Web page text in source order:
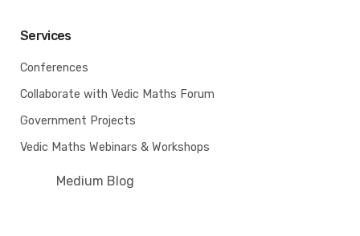
Services
Conferences
Collaborate with Vedic Maths Forum
Government Projects
Vedic Maths Webinars & Workshops
Medium Blog